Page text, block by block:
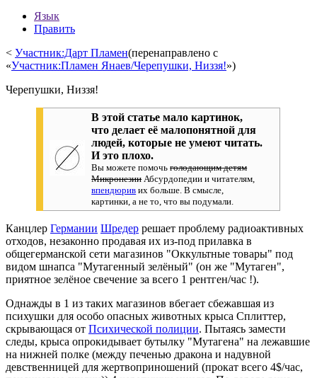
Язык
Править
< Участник:Дарт Пламен(перенаправлено с
«Участник:Пламен Янаев/Черепушки, Низзя!»)
Черепушки, Низзя!
В этой статье мало картинок,
что делает её малопонятной для
людей, которые не умеют читать.
И это плохо.
Вы можете помочьголодающим детям
МикронезииАбсурдопедии и читателям,
впендюрив их больше. В смысле,
картинки, а не то, что вы подумали.
Канцлер Германии Шредер решает проблему радиоактивных
отходов, незаконно продавая их из-под прилавка в
общегерманской сети магазинов "Оккультные товары" под
видом шнапса "Мутагенный зелёный" (он же "Мутаген",
приятное зелёное свечение за всего 1 рентген/час !).
Однажды в 1 из таких магазинов вбегает сбежавшая из
психушки для особо опасных животных крыса Сплиттер,
скрывающася от Психической полиции. Пытаясь замести
следы, крыса опрокидывает бутылку "Мутагена" на лежавшие
на нижней полке (между печенью дракона и надувной
девственницей для жертвоприношений (прокат всего 4$/час,